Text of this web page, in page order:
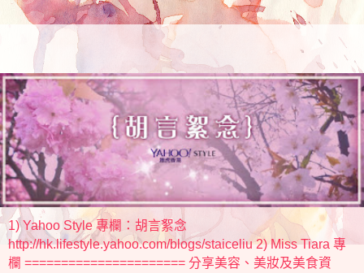
1) Yahoo Style 專欄：胡言絮念
http://hk.lifestyle.yahoo.com/blogs/staiceliu 2) Miss Tiara 專
欄 ====================== 分享美容、美妝及美食資